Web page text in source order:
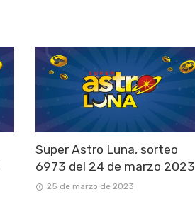
Super Astro Luna, sorteo
6973 del 24 de marzo 2023
25 de marzo de 2023